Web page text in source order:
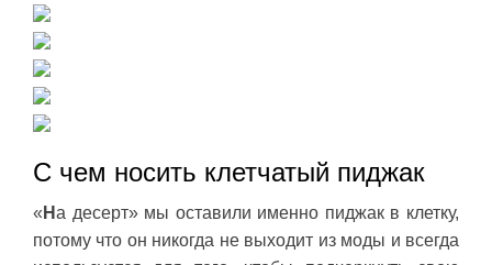
С чем носить клетчатый пиджак
« На десерт» мы оставили именно пиджак в клетку,
потому что он никогда не выходит из моды и всегда